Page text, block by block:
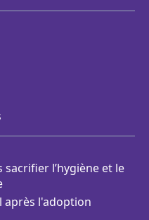
l’hygiène et le
après l'adoption